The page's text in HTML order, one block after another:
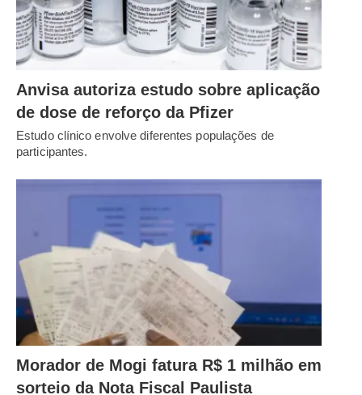
Anvisa autoriza estudo sobre aplicação
de dose de reforço da Pfizer
Estudo clínico envolve diferentes populações de
participantes.
Morador de Mogi fatura R$ 1 milhão em
sorteio da Nota Fiscal Paulista